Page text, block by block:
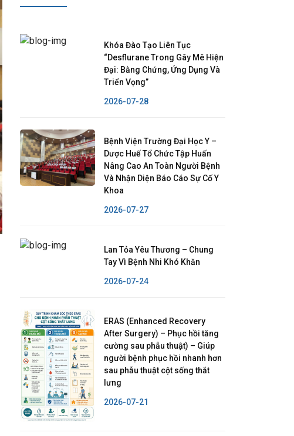
Khóa Đào Tạo Liên Tục
“Desflurane Trong Gây Mê Hiện
Đại: Bằng Chứng, Ứng Dụng Và
Triển Vọng”
2026-07-28
Bệnh Viện Trường Đại Học Y –
Dược Huế Tổ Chức Tập Huấn
Nâng Cao An Toàn Người Bệnh
Và Nhận Diện Báo Cáo Sự Cố Y
Khoa
2026-07-27
Lan Tỏa Yêu Thương – Chung
Tay Vì Bệnh Nhi Khó Khăn
2026-07-24
ERAS (Enhanced Recovery
After Surgery) – Phục hồi tăng
cường sau phẫu thuật) – Giúp
người bệnh phục hồi nhanh hơn
sau phẫu thuật cột sống thắt
lưng
2026-07-21